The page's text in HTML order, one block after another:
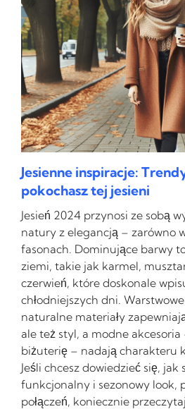
Jesienne inspiracje:
pokochasz tej jesieni
Jesień 2024 przynosi ze sobą
natury z elegancją – zarówno
fasonach. Dominujące barwy
ziemi, takie jak karmel,
czerwień, które doskonale
chłodniejszych dni.
naturalne materiały
ale też styl, a modne
biżuterię – nadają charakteru
Jeśli chcesz dowiedzieć się,
funkcjonalny i sezonowy look,
połączeń, koniecznie